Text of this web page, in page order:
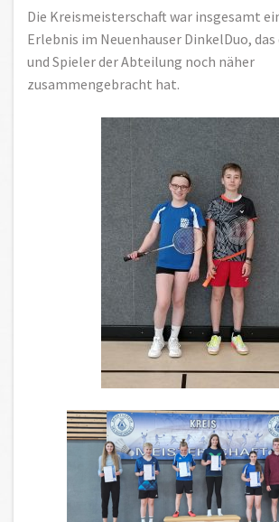
Die Kreismeisterschaft war insgesamt
Erlebnis im Neuenhauser DinkelDuo,
und Spieler der Abteilung noch näher
zusammengebracht hat.